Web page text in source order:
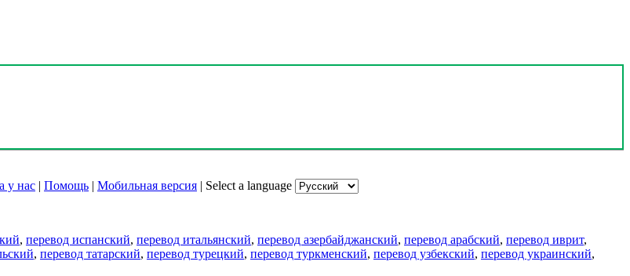
у нас | Помощь | Мобильная версия | Select a language
, перевод испанский, перевод итальянский, перевод азербайджанский, перевод арабский, перевод иврит,
, перевод татарский, перевод турецкий, перевод туркменский, перевод узбекский, перевод украинский,